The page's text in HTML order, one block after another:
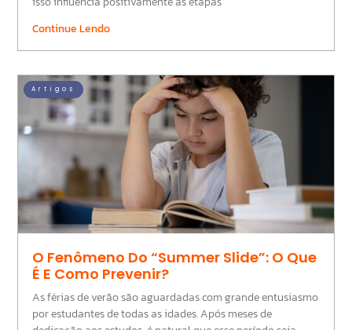
Continue Lendo
Artigos
O Fenômeno Do “Summer Slide”: O Que
É E Como Prevenir?
As férias de verão são aguardadas com grande entusiasmo
por estudantes de todas as idades. Após meses de